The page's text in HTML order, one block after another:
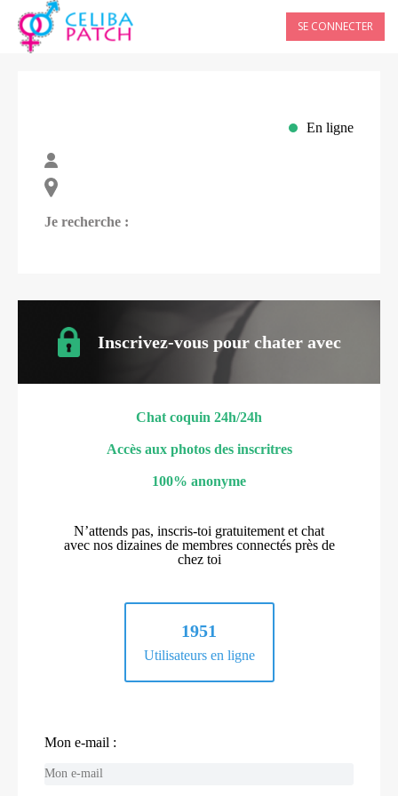
SE CONNECTER
En ligne
Je recherche :
Inscrivez-vous pour chater avec
Chat coquin 24h/24h
Accès aux photos des inscritres
100% anonyme
N’attends pas, inscris-toi gratuitement et chat
avec nos dizaines de membres connectés près de
chez toi
1951
Utilisateurs en ligne
Mon e-mail :